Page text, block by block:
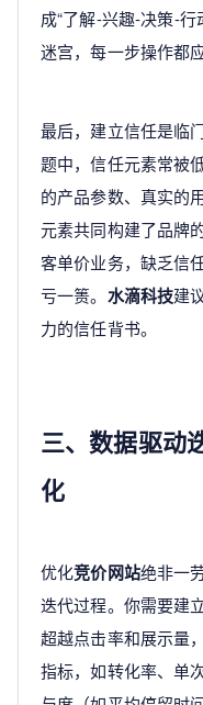
成“了解-兴趣-决策-
迷宫，每一步操作都
最后，建立信任是临
题中，信任元素常被
的产品参数、真实的
元素共同构建了品牌
客单价业务，缺乏信
亏一篑。 水滴科技建
力的信任背书。
三、数据驱动
化
优化竞价网站绝非一
迭代过程。你需要建
超越点击率和展示量
指标，如转化率、单